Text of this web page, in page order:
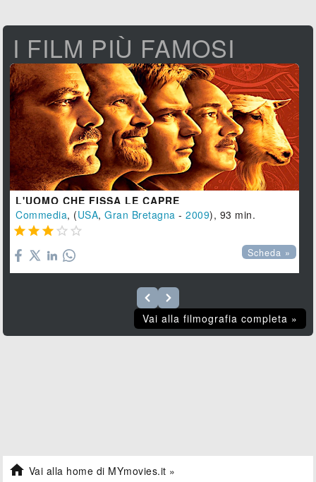
I FILM PIÙ FAMOSI
L'UOMO CHE FISSA LE CAPRE
Commedia, (USA,Gran Bretagna -2009), 93 min.
    
Scheda »
Vai alla filmografia completa »
 Vai alla home di MYmovies.it »